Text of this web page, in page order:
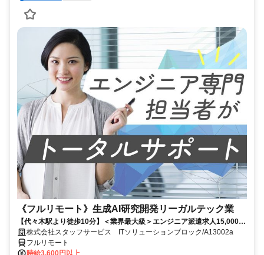
《フルリモート》生成AI研究開発リーガルテック業
【代々木駅より徒歩10分】＜業界最大級＞エンジニア派遣求人15,000件
以上◎ 来社不要のカンタン登録→最短2日で就業可能！！
株式会社スタッフサービス ITソリューションブロック/A13002a
フルリモート
時給3,600円以上